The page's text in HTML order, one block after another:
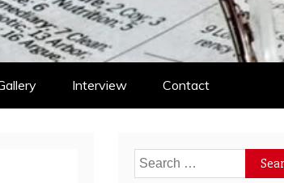
Interview Contact
Search